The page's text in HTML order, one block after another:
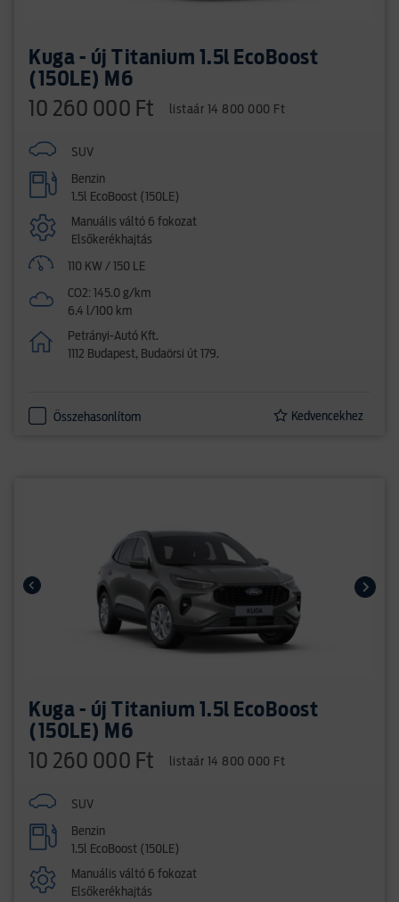
Kuga - új Titanium 1.5l EcoBoost
(150LE) M6
10 260 000 Ft listaár 14 800 000 Ft
SUV
Benzin
1.5l EcoBoost (150LE)
Manuális váltó 6 fokozat
Elsőkerékhajtás
110 KW / 150 LE
CO2: 145.0 g/km
6.4 l/100 km
Petrányi-Autó Kft.
1112 Budapest, Budaörsi út 179.
Összehasonlítom Kedvencekhez
Kuga - új Titanium 1.5l EcoBoost
(150LE) M6
10 260 000 Ft listaár 14 800 000 Ft
SUV
Benzin
1.5l EcoBoost (150LE)
Manuális váltó 6 fokozat
Elsőkerékhajtás